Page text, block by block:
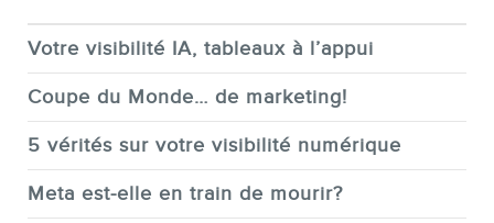
Votre visibilité IA, tableaux à l’appui
Coupe du Monde… de marketing!
5 vérités sur votre visibilité numérique
Meta est-elle en train de mourir?